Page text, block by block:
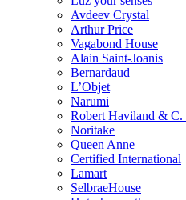
Avdeev Crystal
Arthur Price
Vagabond House
Alain Saint-Joanis
Bernardaud
L’Objet
Narumi
Robert Haviland & C.
Noritakе
Queen Anne
Certified International
Lamart
SelbraeHouse